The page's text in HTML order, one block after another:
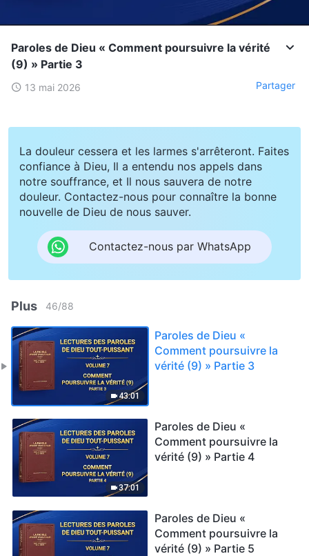
Paroles de Dieu « Comment poursuivre la vérité
(9) » Partie 3
13 mai 2026 Partager
La douleur cessera et les larmes s'arrêteront. Faites
confiance à Dieu, Il a entendu nos appels dans
notre souffrance, et Il nous sauvera de notre
douleur. Contactez-nous pour connaître la bonne
nouvelle de Dieu de nous sauver.
Contactez-nous par WhatsApp
Plus 46/88
43:01
Paroles de Dieu «
Comment poursuivre la
vérité (9) » Partie 3
37:01
Paroles de Dieu «
Comment poursuivre la
vérité (9) » Partie 4
Paroles de Dieu «
Comment poursuivre la
vérité (9) » Partie 5